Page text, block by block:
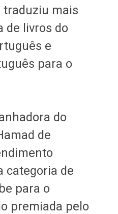
traduziu mais
de livros do
e
para o
do
de
categoria de
para o
premiada pelo